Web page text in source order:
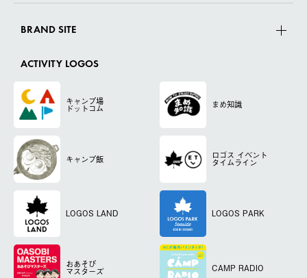
BRAND SITE
ACTIVITY LOGOS
キャンプ場
ドットコム まめ知識
キャンプ飯 ロゴス イベント
タイムライン
LOGOS LAND LOGOS PARK
おあそび
マスターズ CAMP RADIO